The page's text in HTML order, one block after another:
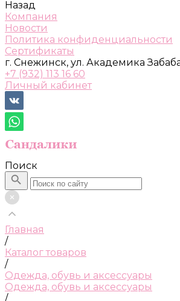
Назад
Компания
Новости
Политика конфиденциальности
Сертификаты
г. Снежинск, ул. Академика
+7 (932) 113 16 60
Личный кабинет
Поиск
Главная
/
Каталог товаров
/
Одежда, обувь и аксессуары
Одежда, обувь и аксессуары
/